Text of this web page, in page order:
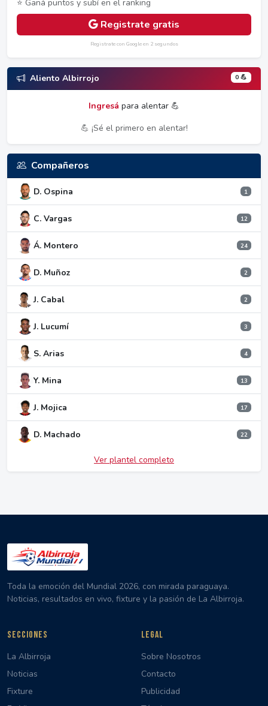
⭐ Ganá puntos y subí en el ranking
Registrate gratis
Registrate con Google en 2 segundos
Aliento Albirrojo 0 💪
Ingresá para alentar 💪
💪 ¡Sé el primero en alentar!
Compañeros
D. Ospina 1
C. Vargas 12
Á. Montero 24
D. Muñoz 2
J. Cabal 2
J. Lucumí 3
S. Arias 4
Y. Mina 13
J. Mojica 17
D. Machado 22
Ver plantel completo
Toda la emoción del Mundial 2026, con mirada paraguaya.
Noticias, resultados en vivo, fixture y la pasión de La Albirroja.
SECCIONES
La Albirroja
Noticias
Fixture
LEGAL
Sobre Nosotros
Contacto
Publicidad